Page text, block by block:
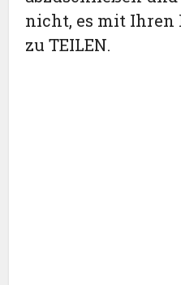
nicht, es mit Ihren
zu TEILEN.